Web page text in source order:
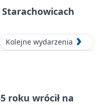
Kolejne wydarzenia
roku wrócił na